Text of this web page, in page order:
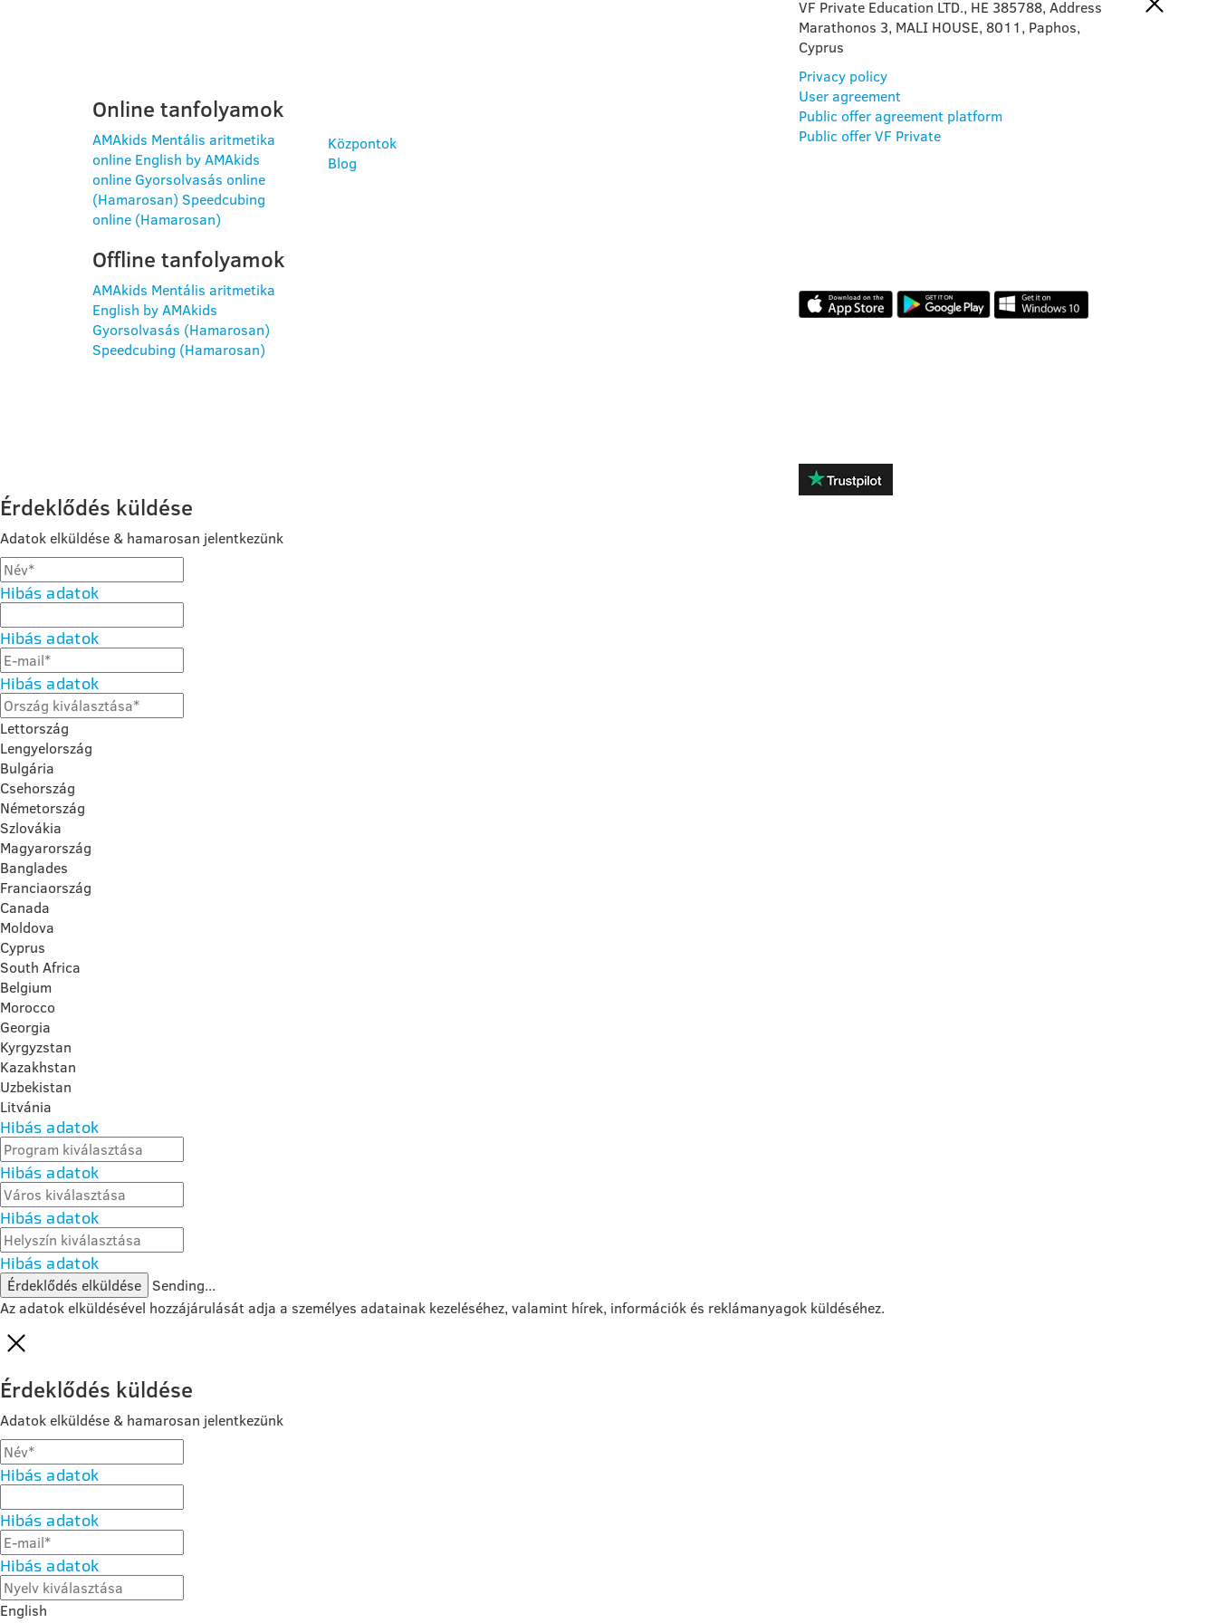
Online tanfolyamok
AMAkids Mentális aritmetika
online English by AMAkids
online Gyorsolvasás online
(Hamarosan) Speedcubing
online (Hamarosan)
Offline tanfolyamok
AMAkids Mentális aritmetika
English by AMAkids
Gyorsolvasás (Hamarosan)
Speedcubing (Hamarosan)
Központok
Blog
VF Private Education LTD., HE 385788, Address
Marathonos 3, MALI HOUSE, 8011, Paphos,
Cyprus
Privacy policy
User agreement
Public offer agreement platform
Public offer VF Private
Érdeklődés küldése
Adatok elküldése & hamarosan jelentkezünk
Hibás adatok
Hibás adatok
Hibás adatok
Lettország
Lengyelország
Bulgária
Csehország
Németország
Szlovákia
Magyarország
Banglades
Franciaország
Canada
Moldova
Cyprus
South Africa
Belgium
Morocco
Georgia
Kyrgyzstan
Kazakhstan
Uzbekistan
Litvánia
Hibás adatok
Hibás adatok
Hibás adatok
Hibás adatok
Érdeklődés elküldése Sending...
Az adatok elküldésével hozzájárulását adja a személyes adatainak kezeléséhez, valamint hírek, információk és reklámanyagok küldéséhez.
Érdeklődés küldése
Adatok elküldése & hamarosan jelentkezünk
Hibás adatok
Hibás adatok
Hibás adatok
English